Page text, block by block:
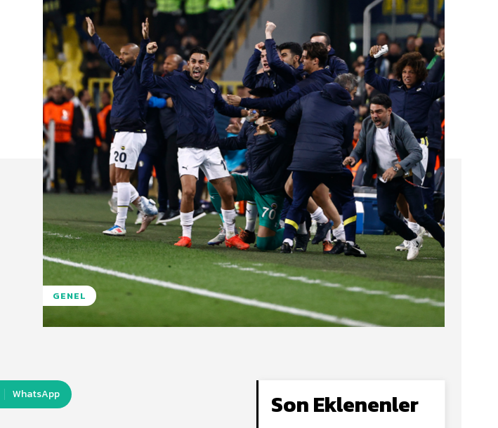
GENEL
WhatsApp Son Eklenenler